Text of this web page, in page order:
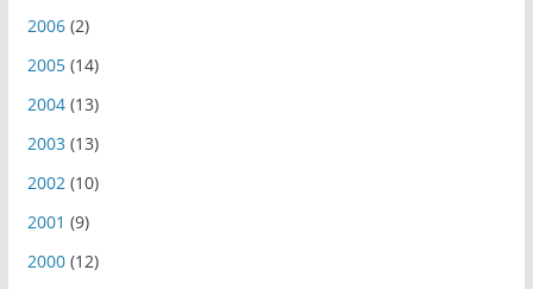
2006(2)
2005(14)
2004(13)
2003(13)
2002(10)
2001 (9)
2000(12)